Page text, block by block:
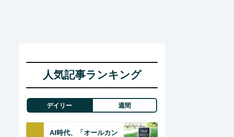
人気記事ランキング
デイリー 週間
AI時代、「オールカン